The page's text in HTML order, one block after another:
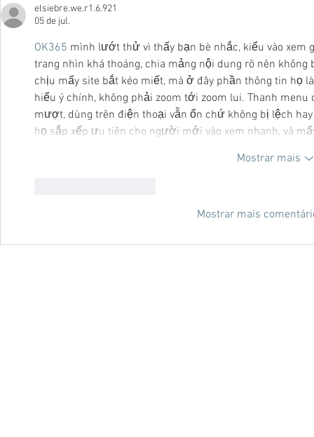
elsiebre.we.r1.6.921
05 de jul.
OK365 mình lướt thử vì thấy bạn bè nhắc, kiểu vào xem
trang nhìn khá thoáng, chia mảng nội dung rõ nên
chịu mấy site bắt kéo miết, mà ở đây phần thông tin họ
hiểu ý chính, không phải zoom tới zoom lui. Thanh
mượt, dùng trên điện thoại vẫn ổn chứ không bị lệch
họ sắp xếp ưu tiên cho người mới vào xem nhanh, và
Mostrar mais
Mostrar mais